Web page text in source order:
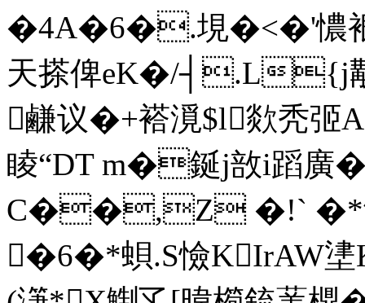
�4A�6�.垷�<�'憹裉
天搽俾eK�/┤.L{j觏
鹻 议�+褡漞$l欻秃
睖“DT m�鋋j敨i蹈廣
C��,Z �!` �*饌
�6�*蛽.S憸KIrAW堻